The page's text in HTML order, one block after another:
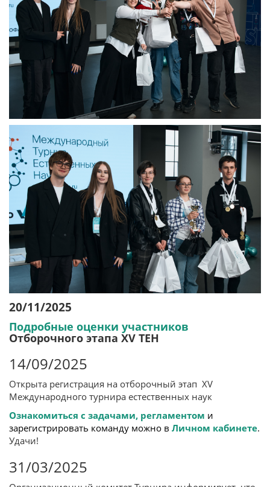
20/11/2025
Подробные оценки участников
Отборочного этапа XV ТЕН
14/09/2025
Открыта регистрация на отборочный этап XV
Международного турнира естественных наук
Ознакомиться с задачами, регламентом и
зарегистрировать команду можно в Личном кабинете.
Удачи!
31/03/2025